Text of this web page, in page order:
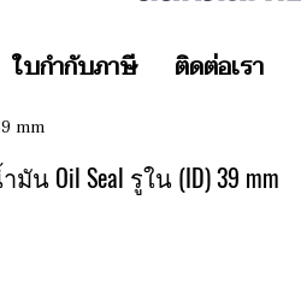
ใบกำกับภาษี ติดต่อเรา
mm
น Oil Seal รูใน (ID) 39 mm